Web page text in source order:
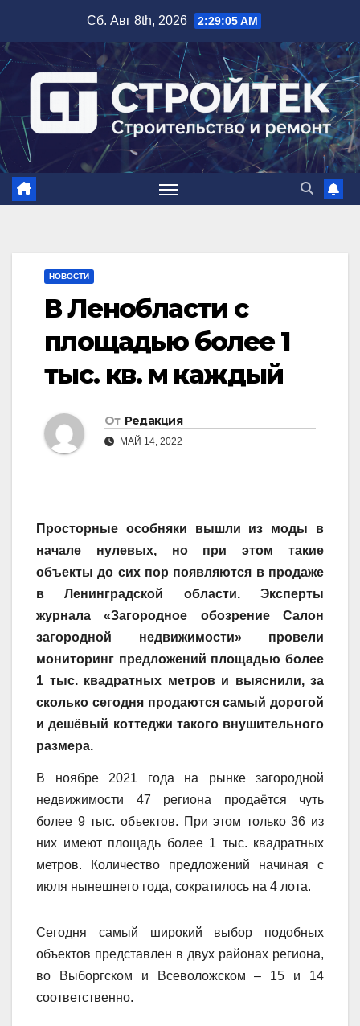
содержимому
Сб. Авг 8th, 2026 2:29:06 AM
НОВОСТИ
В Ленобласти c
площадью более 1
тыс. кв. м каждый
От Редакция
МАЙ 14, 2022
Просторные особняки вышли из моды в
начале нулевых, но при этом такие
объекты до сих пор появляются в продаже
в Ленинградской области. Эксперты
журнала «Загородное обозрение Салон
загородной недвижимости» провели
мониторинг предложений площадью более
1 тыс. квадратных метров и выяснили, за
сколько сегодня продаются самый дорогой
и дешёвый коттеджи такого внушительного
размера.
В ноябре 2021 года на рынке загородной
недвижимости 47 региона продаётся чуть
более 9 тыс. объектов. При этом только 36 из
них имеют площадь более 1 тыс. квадратных
метров. Количество предложений начиная с
июля нынешнего года, сократилось на 4 лота.
Сегодня самый широкий выбор подобных
объектов представлен в двух районах региона,
во Выборгском и Всеволожском – 15 и 14
соответственно.